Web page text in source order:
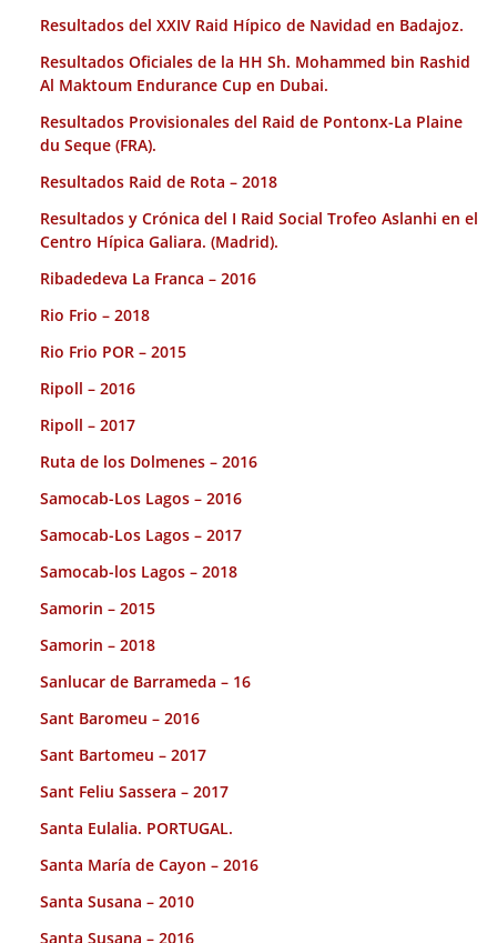
Resultados del XXIV Raid Hípico de Navidad en Badajoz.
Resultados Oficiales de la HH Sh. Mohammed bin Rashid
Al Maktoum Endurance Cup en Dubai.
Resultados Provisionales del Raid de Pontonx-La Plaine
du Seque (FRA).
Resultados Raid de Rota – 2018
Resultados y Crónica del I Raid Social Trofeo Aslanhi en el
Centro Hípica Galiara. (Madrid).
Ribadedeva La Franca – 2016
Rio Frio – 2018
Rio Frio POR – 2015
Ripoll – 2016
Ripoll – 2017
Ruta de los Dolmenes – 2016
Samocab-Los Lagos – 2016
Samocab-Los Lagos – 2017
Samocab-los Lagos – 2018
Samorin – 2015
Samorin – 2018
Sanlucar de Barrameda – 16
Sant Baromeu – 2016
Sant Bartomeu – 2017
Sant Feliu Sassera – 2017
Santa Eulalia. PORTUGAL.
Santa María de Cayon – 2016
Santa Susana – 2010
Santa Susana – 2016